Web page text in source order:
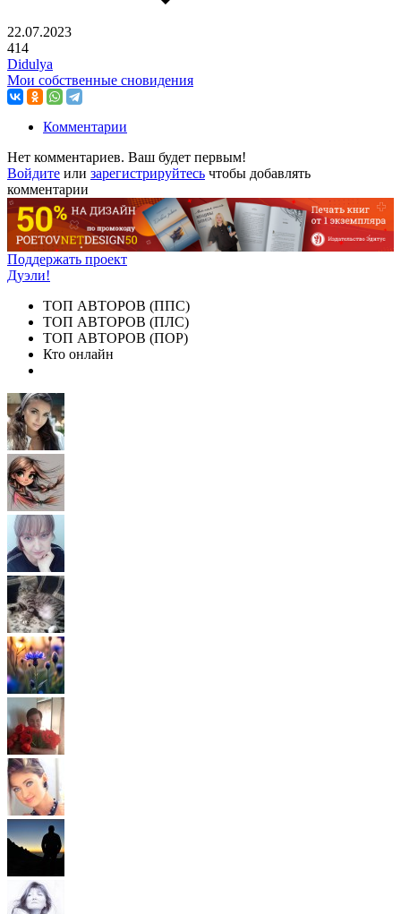
22.07.2023
414
Didulya
Мои собственные сновидения
Комментарии
Нет комментариев. Ваш будет первым!
Войдите или зарегистрируйтесь чтобы добавлять
комментарии
Поддержать проект
Дуэли!
ТОП АВТОРОВ (ППС)
ТОП АВТОРОВ (ПЛС)
ТОП АВТОРОВ (ПОР)
Кто онлайн